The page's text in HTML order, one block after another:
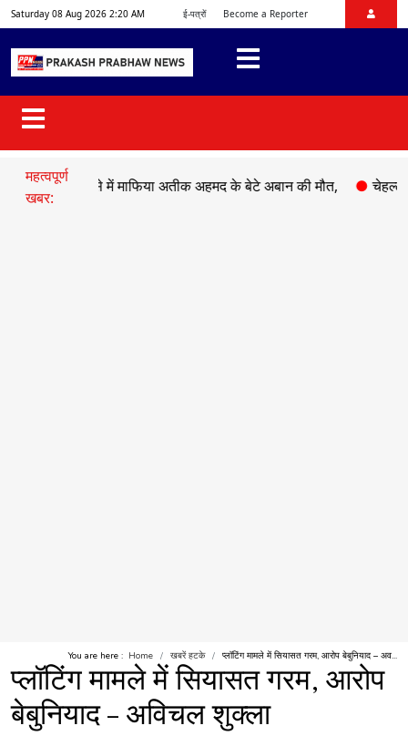
Saturday 08 Aug 2026 2:20 AM ई-पत्रों Become a Reporter
महत्वपूर्ण
खबर:
हादसे में माफिया अतीक अहमद के बेटे अबान की मौत, ● चेहल्लुम पर
You are here : Home खबरें हटके प्लॉटिंग मामले में सियासत गरम, आरोप बेबुनियाद – अव...
प्लॉटिंग मामले में सियासत गरम, आरोप
बेबुनियाद – अविचल शुक्ला